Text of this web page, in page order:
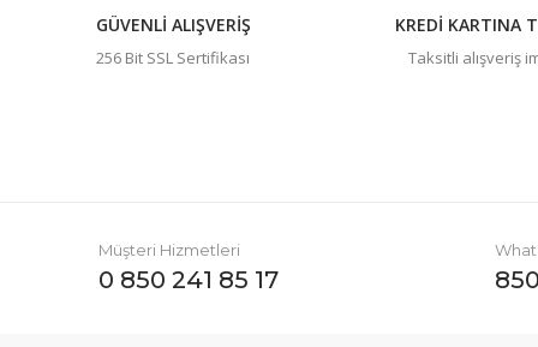
GÜVENLİ ALIŞVERİŞ
256 Bit SSL Sertifikası
KREDİ KARTINA
Taksitli alışveriş
Müşteri Hizmetleri
0 850 241 85 17